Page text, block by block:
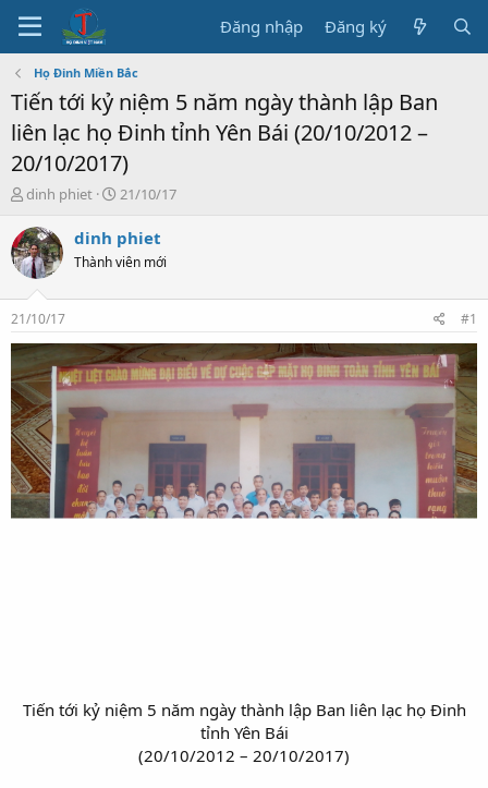
Đăng nhập Đăng ký
Họ Đinh Miền Bắc
Tiến tới kỷ niệm 5 năm ngày thành lập Ban
liên lạc họ Đinh tỉnh Yên Bái (20/10/2012 –
20/10/2017)
T
r
e
a
s
t
a
r
t
e
r
dinh phiet
N
à
y
b
ầ
u
21/10/17
dinh phiet
Thành viên mới
21/10/17 #1
Tiến tới kỷ niệm 5 năm ngày thành lập Ban liên lạc họ Đinh
tỉnh Yên Bái​
(20/10/2012 – 20/10/2017)​